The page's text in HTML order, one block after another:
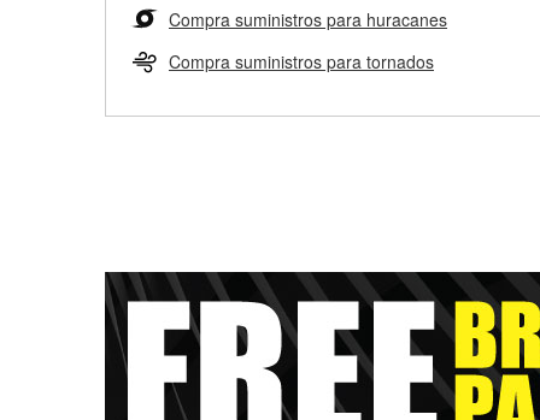
Compra suministros para huracanes
Compra suministros para tornados